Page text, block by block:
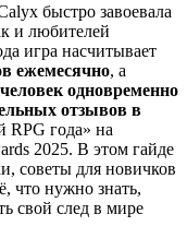
быстро завоевала
и любителей
игра насчитывает
ежемесячно, а
одновременно
отзывов в
RPG года» на
2025. В этом гайде
советы для новичков
что нужно знать,
свой след в мире